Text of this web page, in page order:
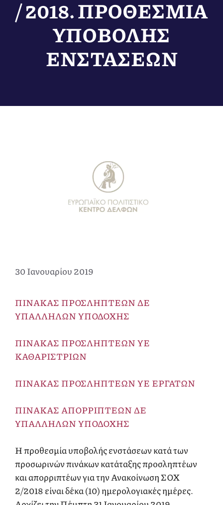
/ 2018. ΠΡΟΘΕΣΜΙΑ
ΥΠΟΒΟΛΗΣ
ΕΝΣΤΑΣΕΩΝ
30 Ιανουαρίου 2019
ΠΙΝΑΚΑΣ ΠΡΟΣΛΗΠΤΕΩΝ ΔΕ
ΥΠΑΛΛΗΛΩΝ ΥΠΟΔΟΧΗΣ
ΠΙΝΑΚΑΣ ΠΡΟΣΛΗΠΤΕΩΝ ΥΕ
ΚΑΘΑΡΙΣΤΡΙΩΝ
ΠΙΝΑΚΑΣ ΠΡΟΣΛΗΠΤΕΩΝ ΥΕ ΕΡΓΑΤΩΝ
ΠΙΝΑΚΑΣ ΑΠΟΡΡΙΠΤΕΩΝ ΔΕ
ΥΠΑΛΛΗΛΩΝ ΥΠΟΔΟΧΗΣ
Η προθεσμία υποβολής ενστάσεων κατά των
προσωρινών πινάκων κατάταξης προσληπτέων
και απορριπτέων για την Ανακοίνωση ΣΟΧ
2/2018 είναι δέκα (10) ημερολογιακές ημέρες.